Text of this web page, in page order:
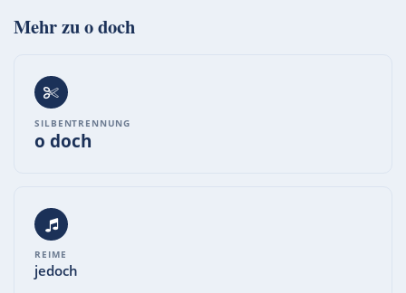
Mehr zuo doch
SILBENTRENNUNG
o doch
REIME
jedoch